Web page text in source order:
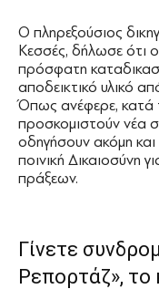
Ο πληρεξούσιος
Κεσσές, δήλωσε ότι
πρόσφατη
αποδεικτικό υλικό
Όπως ανέφερε, κατά
προσκομιστούν νέα
οδηγήσουν ακόμη
ποινική Δικαιοσύνη
πράξεων.
Γίνετε
Ρεπορτάζ», το